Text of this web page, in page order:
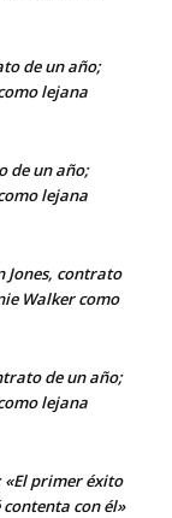
de un año;
lejana
de un año;
lejana
Jones, contrato
Walker como
de un año;
lejana
«El primer éxito
con él»